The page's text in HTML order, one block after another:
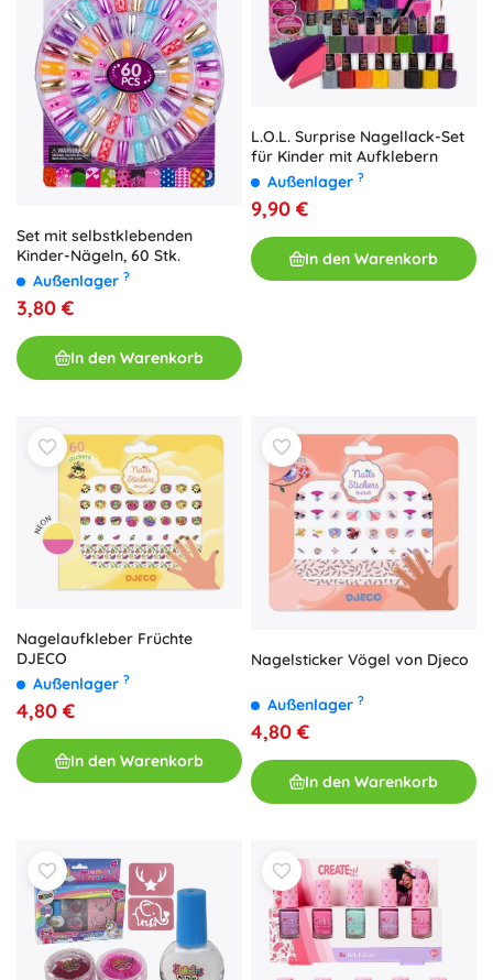
Set mit selbstklebenden
Kinder-Nägeln, 60 Stk.
Außenlager ?
3,80 €
In den Warenkorb
L.O.L. Surprise Nagellack-Set
für Kinder mit Aufklebern
Außenlager ?
9,90 €
In den Warenkorb
Nagelaufkleber Früchte
DJECO
Außenlager ?
4,80 €
In den Warenkorb
Nagelsticker Vögel von Djeco
Außenlager ?
4,80 €
In den Warenkorb